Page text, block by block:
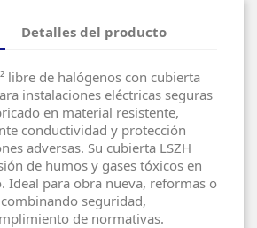
Detalles del producto
libre de halógenos con cubierta
instalaciones eléctricas seguras
en material resistente,
conductividad y protección
adversas. Su cubierta LSZH
de humos y gases tóxicos en
Ideal para obra nueva, reformas o
seguridad,
de normativas.